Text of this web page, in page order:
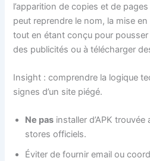
l’apparition de copies et de
peut reprendre le nom, la mise
tout en étant conçu pour pousser
des publicités ou à télécharger
Insight : comprendre la logique
signes d’un site piégé.
Ne pas installer d’APK
stores officiels.
Éviter de fournir email ou